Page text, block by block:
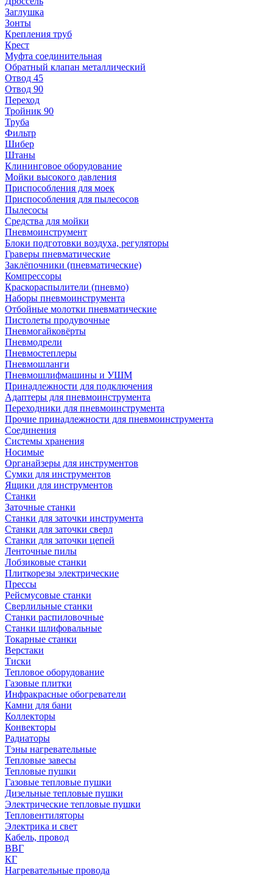
Заглушка
Зонты
Крепления труб
Крест
Муфта соединительная
Обратный клапан металлический
Отвод 45
Отвод 90
Переход
Тройник 90
Труба
Фильтр
Шибер
Штаны
Клининговое оборудование
Мойки высокого давления
Приспособления для моек
Приспособления для пылесосов
Пылесосы
Средства для мойки
Пневмоинструмент
Блоки подготовки воздуха, регуляторы
Граверы пневматические
Заклёпочники (пневматические)
Компрессоры
Краскораспылители (пневмо)
Наборы пневмоинструмента
Отбойные молотки пневматические
Пистолеты продувочные
Пневмогайковёрты
Пневмодрели
Пневмостеплеры
Пневмошланги
Пневмошлифмашины и УШМ
Принадлежности для подключения
Адаптеры для пневмоинструмента
Переходники для пневмоинструмента
Прочие принадлежности для пневмоинструмента
Соединения
Системы хранения
Носимые
Органайзеры для инструментов
Сумки для инструментов
Ящики для инструментов
Станки
Заточные станки
Станки для заточки инструмента
Станки для заточки сверл
Станки для заточки цепей
Ленточные пилы
Лобзиковые станки
Плиткорезы электрические
Прессы
Рейсмусовые станки
Сверлильные станки
Станки распиловочные
Станки шлифовальные
Токарные станки
Верстаки
Тиски
Тепловое оборудование
Газовые плитки
Инфракрасные обогреватели
Камни для бани
Коллекторы
Конвекторы
Радиаторы
Тэны нагревательные
Тепловые завесы
Тепловые пушки
Газовые тепловые пушки
Дизельные тепловые пушки
Электрические тепловые пушки
Тепловентиляторы
Электрика и свет
Кабель, провод
ВВГ
КГ
Нагревательные провода